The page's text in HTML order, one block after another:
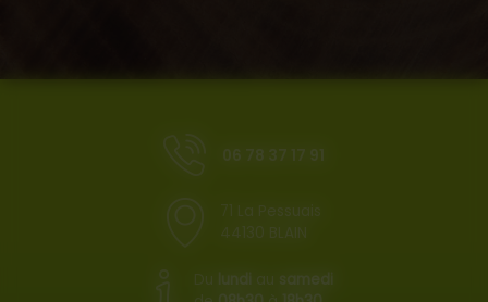
06 78 37 17 91
71 La Pessuais
Du lundi au samedi